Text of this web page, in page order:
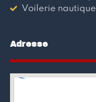
Voilerie nautique
Adresse